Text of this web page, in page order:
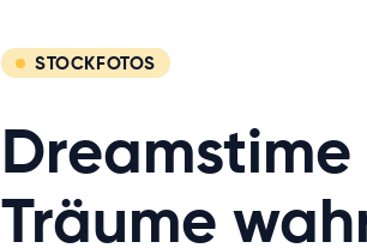
STOCKFOTOS
Dreamstime
Träume